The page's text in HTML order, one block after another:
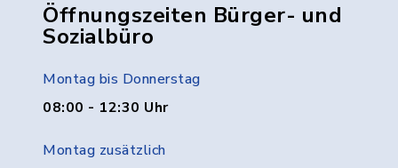
Öffnungszeiten Bürger- und
Sozialbüro
Montag bis Donnerstag
08:00 - 12:30 Uhr
Montag zusätzlich